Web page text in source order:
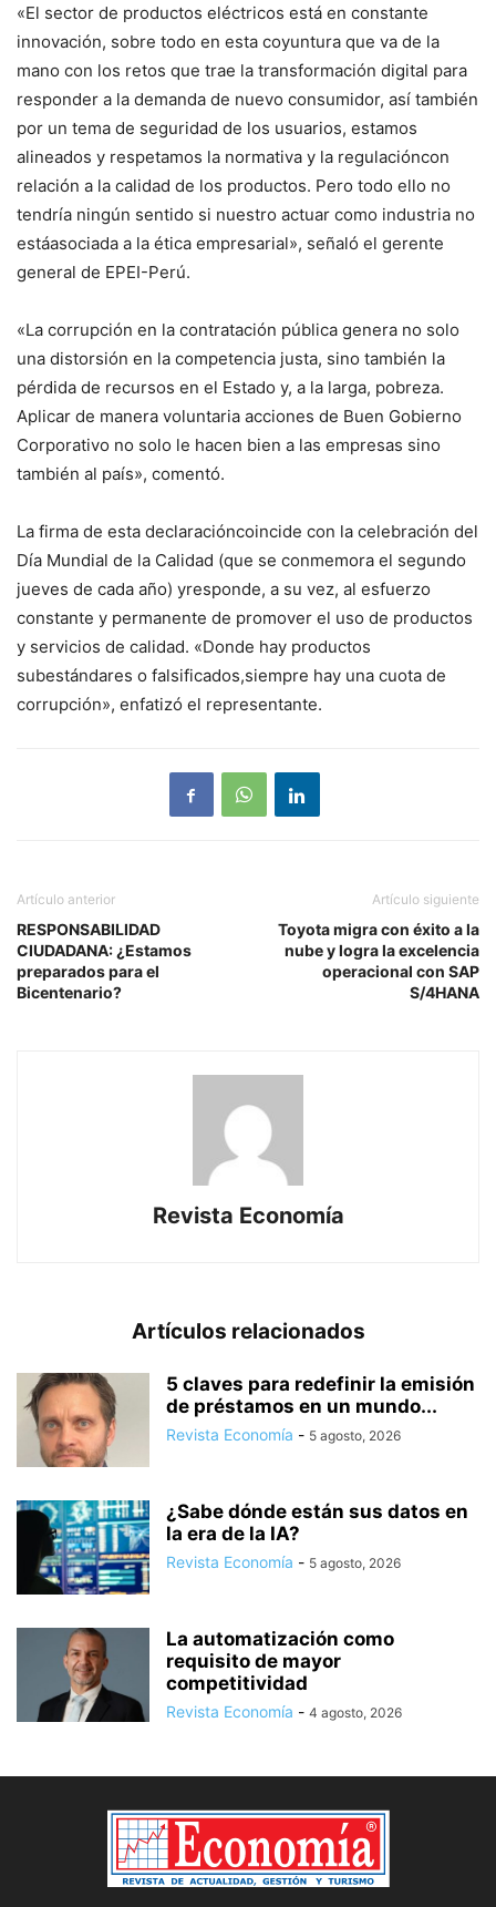
«El sector de productos eléctricos está en constante
innovación, sobre todo en esta coyuntura que va de la
mano con los retos que trae la transformación digital para
responder a la demanda de nuevo consumidor, así también
por un tema de seguridad de los usuarios, estamos
alineados y respetamos la normativa y la regulacióncon
relación a la calidad de los productos. Pero todo ello no
tendría ningún sentido si nuestro actuar como industria no
estáasociada a la ética empresarial», señaló el gerente
general de EPEI-Perú.
«La corrupción en la contratación pública genera no solo
una distorsión en la competencia justa, sino también la
pérdida de recursos en el Estado y, a la larga, pobreza.
Aplicar de manera voluntaria acciones de Buen Gobierno
Corporativo no solo le hacen bien a las empresas sino
también al país», comentó.
La firma de esta declaracióncoincide con la celebración del
Día Mundial de la Calidad (que se conmemora el segundo
jueves de cada año) yresponde, a su vez, al esfuerzo
constante y permanente de promover el uso de productos
y servicios de calidad. «Donde hay productos
subestándares o falsificados,siempre hay una cuota de
corrupción», enfatizó el representante.
Artículo anterior
RESPONSABILIDAD
CIUDADANA: ¿Estamos
preparados para el
Bicentenario?
Artículo siguiente
Toyota migra con éxito a la
nube y logra la excelencia
operacional con SAP
S/4HANA
Revista Economía
Artículos relacionados
5 claves para redefinir la emisión
de préstamos en un mundo...
Revista Economía - 5 agosto, 2026
¿Sabe dónde están sus datos en
la era de la IA?
Revista Economía - 5 agosto, 2026
La automatización como
requisito de mayor
competitividad
Revista Economía - 4 agosto, 2026